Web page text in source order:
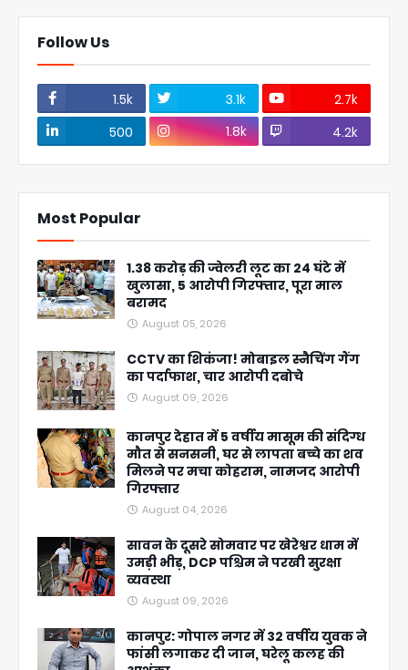
Follow Us
1.5k 3.1k
2.7k
500
1.8k 4.2k
Most Popular
1.38 करोड़ की ज्वेलरी लूट का 24 घंटे में
खुलासा, 5 आरोपी गिरफ्तार, पूरा माल
बरामद
August 05, 2026
CCTV का शिकंजा! मोबाइल स्नैचिंग गैंग
का पर्दाफाश, चार आरोपी दबोचे
August 09, 2026
कानपुर देहात में 5 वर्षीय मासूम की संदिग्ध
मौत से सनसनी, घर से लापता बच्चे का शव
मिलने पर मचा कोहराम, नामजद आरोपी
गिरफ्तार
August 04, 2026
सावन के दूसरे सोमवार पर खेरेश्वर धाम में
उमड़ी भीड़, DCP पश्चिम ने परखी सुरक्षा
व्यवस्था
August 09, 2026
कानपुर: गोपाल नगर में 32 वर्षीय युवक ने
फांसी लगाकर दी जान, घरेलू कलह की